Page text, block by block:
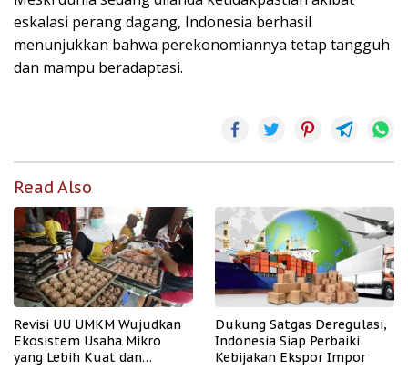
eskalasi perang dagang, Indonesia berhasil
menunjukkan bahwa perekonomiannya tetap tangguh
dan mampu beradaptasi.
Read Also
Revisi UU UMKM Wujudkan
Ekosistem Usaha Mikro
yang Lebih Kuat dan
Dukung Satgas Deregulasi,
Indonesia Siap Perbaiki
Kebijakan Ekspor Impor